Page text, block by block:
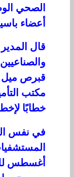
الصحي
أعضاء
قال
قبرص ميل
مكتب
خطابًا
أغسطس